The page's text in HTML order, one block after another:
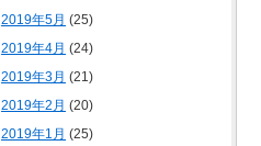
2019年5月 (25)
2019年4月 (24)
2019年3月 (21)
2019年2月 (20)
2019年1月 (25)